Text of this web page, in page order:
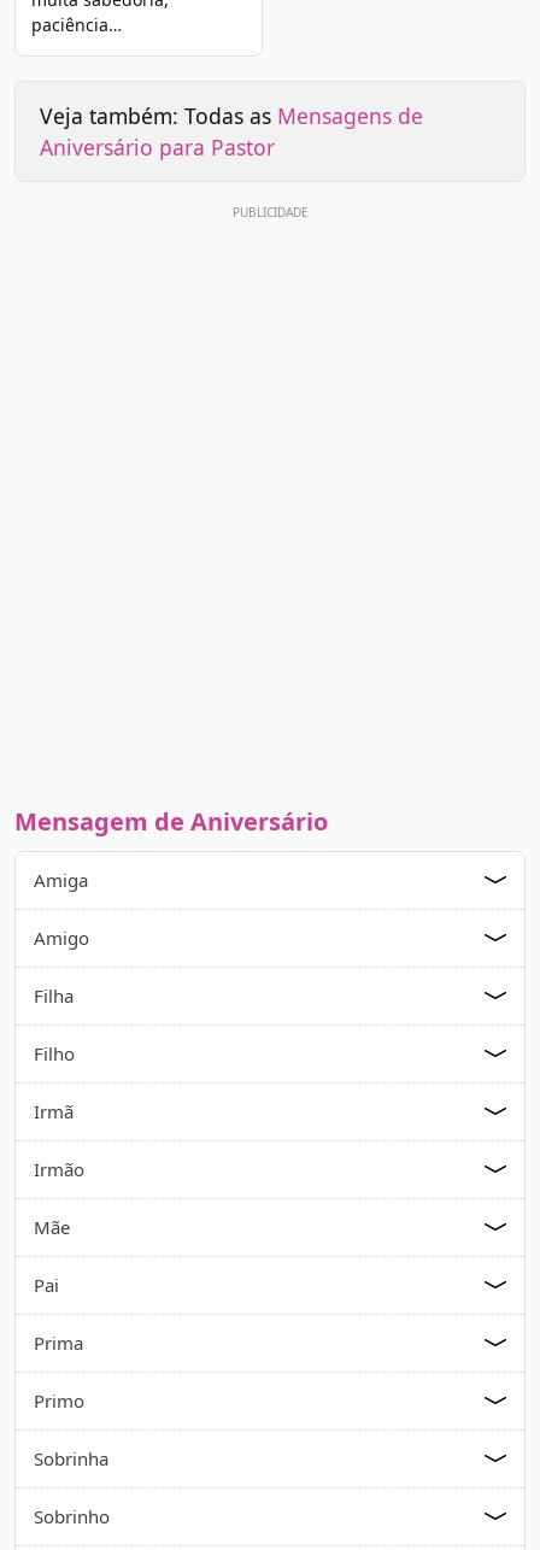
paciência…
Veja também: Todas as Mensagens de
Aniversário para Pastor
Mensagem de Aniversário
Amiga
Amigo
Filha
Filho
Irmã
Irmão
Mãe
Pai
Prima
Primo
Sobrinha
Sobrinho